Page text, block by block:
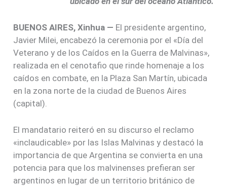
BUENOS AIRES, Xinhua — El presidente argentino,
Javier Milei, encabezó la ceremonia por el «Día del
Veterano y de los Caídos en la Guerra de Malvinas»,
realizada en el cenotafio que rinde homenaje a los
caídos en combate, en la Plaza San Martín, ubicada
en la zona norte de la ciudad de Buenos Aires
(capital).
El mandatario reiteró en su discurso el reclamo
«inclaudicable» por las Islas Malvinas y destacó la
importancia de que Argentina se convierta en una
potencia para que los malvinenses prefieran ser
argentinos en lugar de un territorio británico de